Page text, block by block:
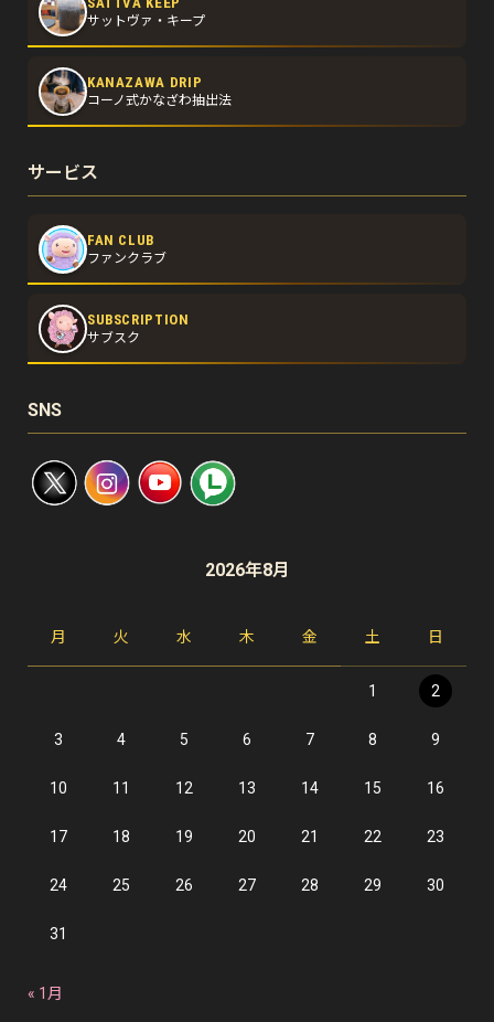
サットヴァ・キープ
KANAZAWA DRIP
コーノ式かなざわ抽出法
サービス
FAN CLUB
ファンクラブ
SUBSCRIPTION
サブスク
SNS
2026年8月
月 火 水 木 金 土 日
1 2
3 4 5 6 7 8 9
10 11 12 13 14 15 16
17 18 19 20 21 22 23
24 25 26 27 28 29 30
31
« 1月